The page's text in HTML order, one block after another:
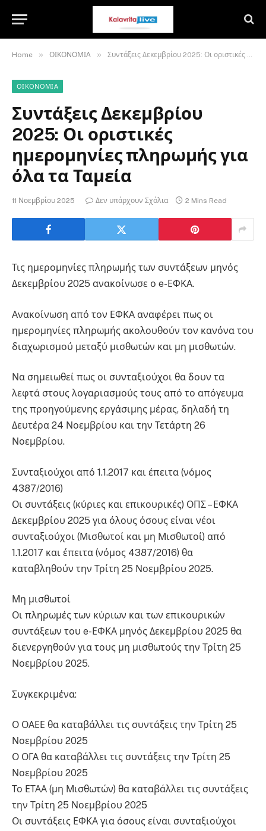
Home » ΟΙΚΟΝΟΜΙΑ » Συντάξεις Δεκεμβρίου 2025: Οι οριστικές ημερομηνίες πληρωμής για όλα τα Ταμεία
ΟΙΚΟΝΟΜΙΑ
Συντάξεις Δεκεμβρίου
2025: Οι οριστικές
ημερομηνίες πληρωμής για
όλα τα Ταμεία
11 Νοεμβρίου 2025 Δεν υπάρχουν Σχόλια 2 Mins Read
Τις ημερομηνίες πληρωμής των συντάξεων μηνός
Δεκεμβρίου 2025 ανακοίνωσε ο e-ΕΦΚΑ.
Ανακοίνωση από τον ΕΦΚΑ αναφέρει πως οι
ημερομηνίες πληρωμής ακολουθούν τον κανόνα του
διαχωρισμού μεταξύ μισθωτών και μη μισθωτών.
Να σημειωθεί πως οι συνταξιούχοι θα δουν τα
λεφτά στους λογαριασμούς τους από το απόγευμα
της προηγούμενης εργάσιμης μέρας, δηλαδή τη
Δευτέρα 24 Νοεμβρίου και την Τετάρτη 26
Νοεμβρίου.
Συνταξιούχοι από 1.1.2017 και έπειτα (νόμος
4387/2016)
Οι συντάξεις (κύριες και επικουρικές) ΟΠΣ – ΕΦΚΑ
Δεκεμβρίου 2025 για όλους όσους είναι νέοι
συνταξιούχοι (Μισθωτοί και μη Μισθωτοί) από
1.1.2017 και έπειτα (νόμος 4387/2016) θα
καταβληθούν την Τρίτη 25 Νοεμβρίου 2025.
Μη μισθωτοί
Οι πληρωμές των κύριων και των επικουρικών
συντάξεων του e-ΕΦΚΑ μηνός Δεκεμβρίου 2025 θα
διενεργηθούν για τους μη μισθωτούς την Τρίτη 25
Νοεμβρίου 2025.
Συγκεκριμένα:
Ο ΟΑΕΕ θα καταβάλλει τις συντάξεις την Τρίτη 25
Νοεμβρίου 2025
Ο ΟΓΑ θα καταβάλλει τις συντάξεις την Τρίτη 25
Νοεμβρίου 2025
Το ΕΤΑΑ (μη Μισθωτών) θα καταβάλλει τις συντάξεις
την Τρίτη 25 Νοεμβρίου 2025
Οι συντάξεις ΕΦΚΑ για όσους είναι συνταξιούχοι